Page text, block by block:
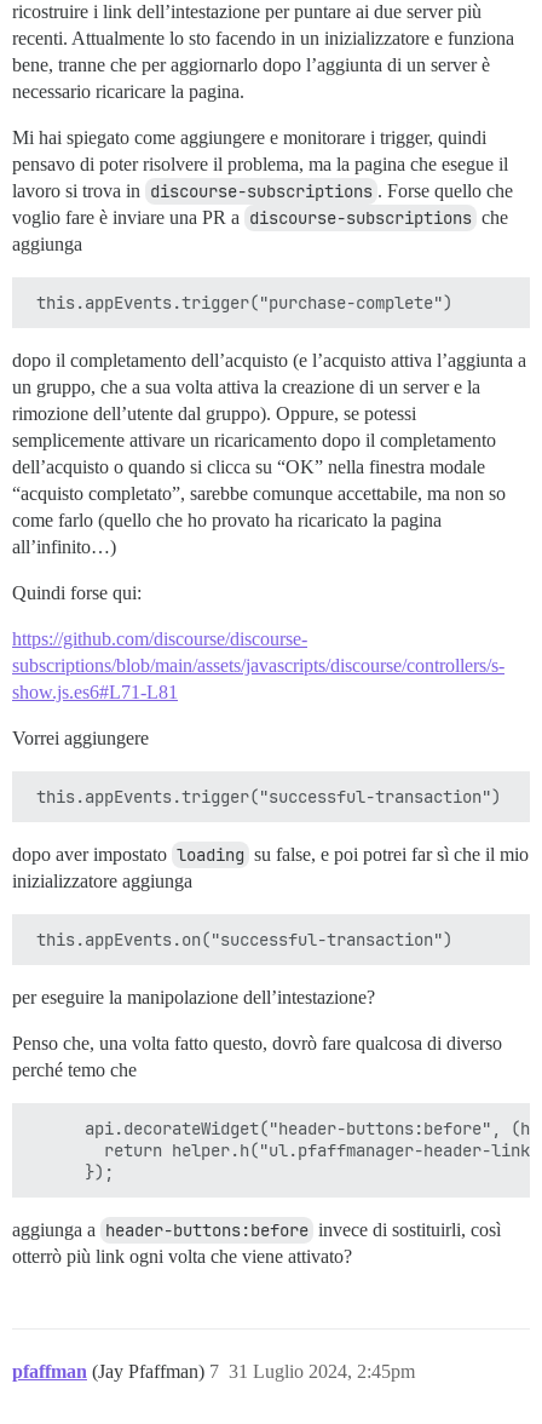
ricostruire i link dell’intestazione per puntare ai due server più
recenti. Attualmente lo sto facendo in un inizializzatore e funziona
bene, tranne che per aggiornarlo dopo l’aggiunta di un server è
necessario ricaricare la pagina.
Mi hai spiegato come aggiungere e monitorare i trigger, quindi
pensavo di poter risolvere il problema, ma la pagina che esegue il
lavoro si trova in discourse-subscriptions . Forse quello che
voglio fare è inviare una PR a discourse-subscriptions che
aggiunga
dopo il completamento dell’acquisto (e l’acquisto attiva l’aggiunta a
un gruppo, che a sua volta attiva la creazione di un server e la
rimozione dell’utente dal gruppo). Oppure, se potessi
semplicemente attivare un ricaricamento dopo il completamento
dell’acquisto o quando si clicca su “OK” nella finestra modale
“acquisto completato”, sarebbe comunque accettabile, ma non so
come farlo (quello che ho provato ha ricaricato la pagina
all’infinito…)
Quindi forse qui:
https://github.com/discourse/discourse-
subscriptions/blob/main/assets/javascripts/discourse/controllers/s-
show.js.es6#L71-L81
Vorrei aggiungere
dopo aver impostato loading su false, e poi potrei far sì che il mio
inizializzatore aggiunga
per eseguire la manipolazione dell’intestazione?
Penso che, una volta fatto questo, dovrò fare qualcosa di diverso
perché temo che
api.decorateWidget("header-buttons:before",
return helper.h("ul.pfaffmanager-header-
aggiunga a header-buttons:before invece di sostituirli, così
otterrò più link ogni volta che viene attivato?
pfaffman (Jay Pfaffman) 31 Luglio 2024, 2:45pm
7